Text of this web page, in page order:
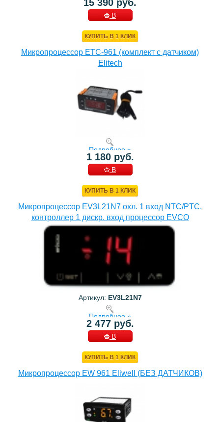
15 390 руб.
В
КУПИТЬ В 1 КЛИК
Микропроцессор ETC-961 (комплект c датчиком)
Elitech
Подробнее »
1 180 руб.
В
КУПИТЬ В 1 КЛИК
Микропроцессор EV3L21N7 охл. 1 вход NTC/PTC,
контроллер 1 дискр. вход процессор EVCO
Артикул: EV3L21N7
Подробнее »
2 477 руб.
В
КУПИТЬ В 1 КЛИК
Микропроцессор EW 961 Eliwell (БЕЗ ДАТЧИКОВ)